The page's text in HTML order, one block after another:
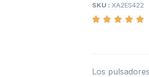
SKU : XA2ES422
Los